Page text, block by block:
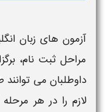
آزمون‌ هایزبان
مراحل ثبت نام،
داوطلبان می‌
لازم را در هر